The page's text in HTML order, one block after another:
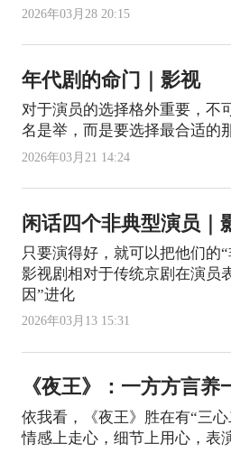
2026年03月28 20:15
年代剧的命门｜影视
对于演员的选择格外重要，不
名是举，而是要选择最合适的
2026年03月21 14:24
闲话四个非典型演员｜
只要演得好，就可以把他们的
影视剧相对于传统京剧在演员
因”进化
2026年03月13 15:31
《夜王》：一方方言
依我看，《夜王》胜在有“三心
情感上走心，细节上用心，表